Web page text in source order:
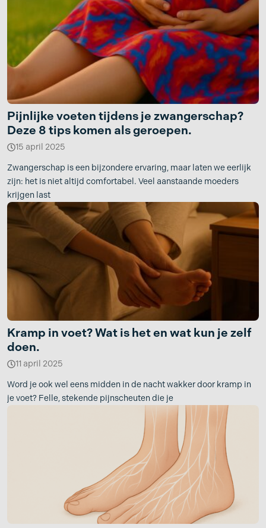
Pijnlijke voeten tijdens je zwangerschap?
Deze 8 tips komen als geroepen.
15 april 2025
Zwangerschap is een bijzondere ervaring, maar laten we eerlijk
zijn: het is niet altijd comfortabel. Veel aanstaande moeders
krijgen last
Kramp in voet? Wat is het en wat kun je zelf
doen.
11 april 2025
Word je ook wel eens midden in de nacht wakker door kramp in
je voet? Felle, stekende pijnscheuten die je